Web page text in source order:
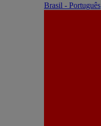
Brasil - Português